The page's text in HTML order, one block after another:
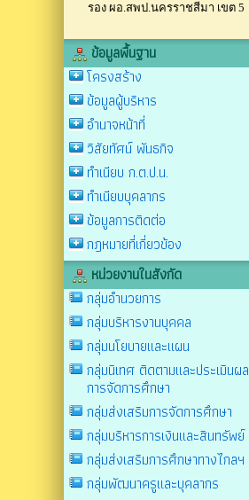
รอง ผอ.สพป.นครราชสีมา เขต 5
ข้อมูลพื้นฐาน
โครงสร้าง
ข้อมูลผู้บริหาร
อำนาจหน้าที่
วิสัยทัศน์ พันธกิจ
ทำเนียบ ก.ต.ป.น.
ทำเนียบบุคลากร
ข้อมูลการติดต่อ
กฎหมายที่เกี่ยวข้อง
หน่วยงานในสังกัด
กลุ่มอำนวยการ
กลุ่มบริหารงานบุคคล
กลุ่มนโยบายและแผน
กลุ่มนิเทศ ติดตามและประเมินผล
การจัดการศึกษา
กลุ่มส่งเสริมการจัดการศึกษา
กลุ่มบริหารการเงินและสินทรัพย์
กลุ่มส่งเสริมการศึกษาทางไกลฯ
กลุ่มพัฒนาครูและบุคลากร